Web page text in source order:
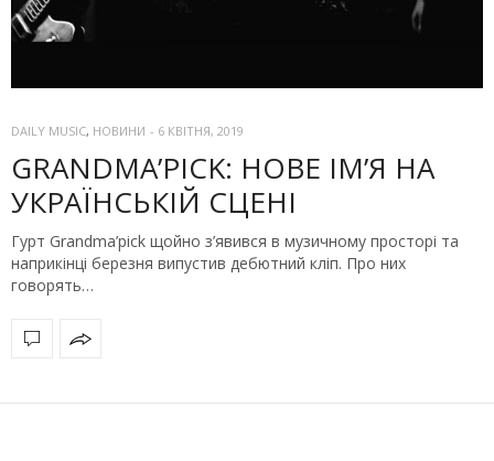
DAILY MUSIC, НОВИНИ - 6 КВІТНЯ, 2019
GRANDMA’PICK: НОВЕ ІМ’Я НА
УКРАЇНСЬКІЙ СЦЕНІ
Гурт Grandma’pick щойно з’явився в музичному просторі та
наприкінці березня випустив дебютний кліп. Про них
говорять…